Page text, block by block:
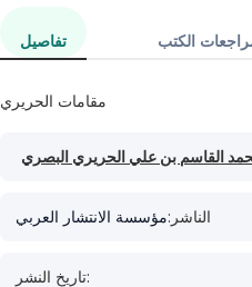
تفاصيل الكتب
مقامات الحريري
القاسم بن علي الحريري البصري
الناشر:مؤسسة الانتشار العربي
تاريخ النشر: